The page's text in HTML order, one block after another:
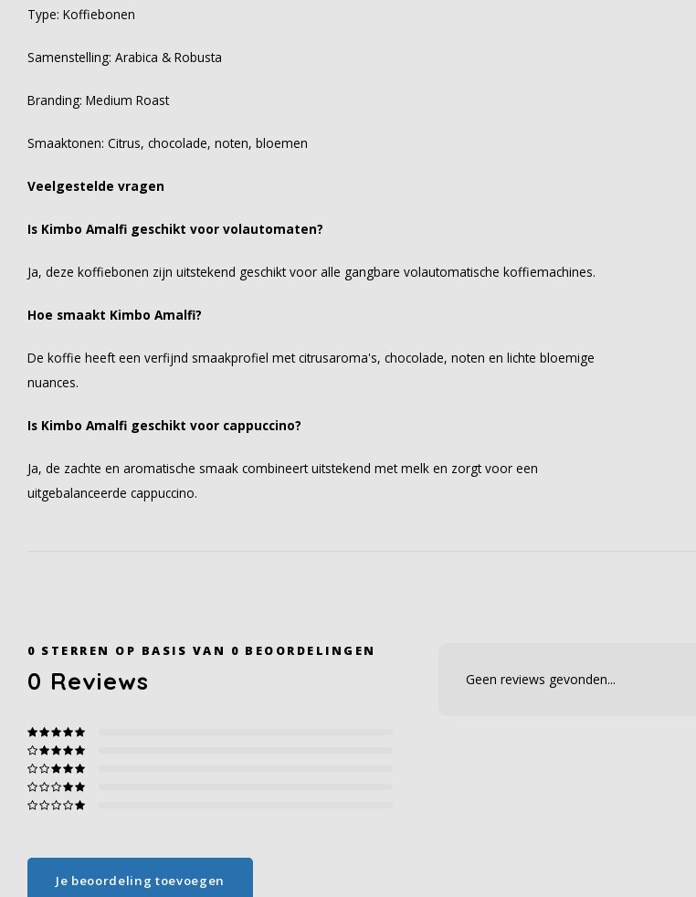
Type: Koffiebonen
Samenstelling: Arabica & Robusta
Branding: Medium Roast
Smaaktonen: Citrus, chocolade, noten, bloemen
Veelgestelde vragen
Is Kimbo Amalfi geschikt voor volautomaten?
Ja, deze koffiebonen zijn uitstekend geschikt voor alle gangbare volautomatische koffiemachines.
Hoe smaakt Kimbo Amalfi?
De koffie heeft een verfijnd smaakprofiel met citrusaroma's, chocolade, noten en lichte bloemige
nuances.
Is Kimbo Amalfi geschikt voor cappuccino?
Ja, de zachte en aromatische smaak combineert uitstekend met melk en zorgt voor een
uitgebalanceerde cappuccino.
0 STERREN OP BASIS VAN 0 BEOORDELINGEN
0 Reviews
Je beoordeling toevoegen
Geen reviews gevonden...